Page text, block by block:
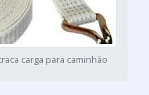
carga para caminhão